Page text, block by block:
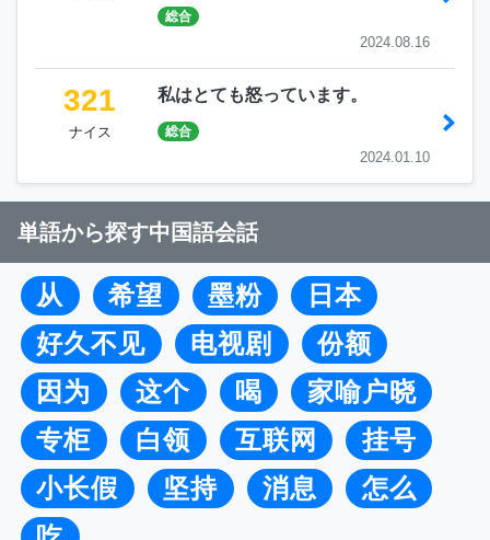
総合
2024.08.16
321
ナイス
私はとても怒っています。
総合
2024.01.10
単語から探す中国語会話
从 希望 墨粉
日本
好久不见
电视剧
份额
因为
这个 喝
家喻户晓
专柜
白领 互联网
挂号
小长假
坚持 消息
怎么